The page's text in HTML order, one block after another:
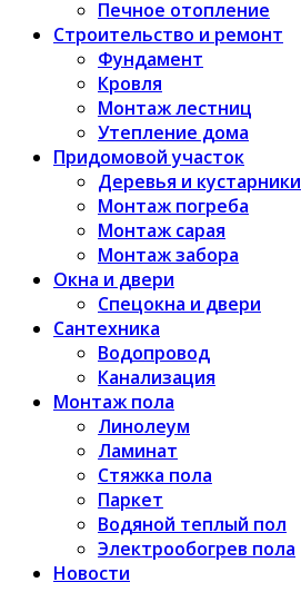
Печное отопление
Строительство и ремонт
Фундамент
Кровля
Монтаж лестниц
Утепление дома
Придомовой участок
Деревья и кустарники
Монтаж погреба
Монтаж сарая
Монтаж забора
Окна и двери
Спецокна и двери
Сантехника
Водопровод
Канализация
Монтаж пола
Линолеум
Ламинат
Стяжка пола
Паркет
Водяной теплый пол
Электрообогрев пола
Новости